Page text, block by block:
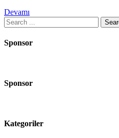
Devamı
Search
for:
Sponsor
Sponsor
Kategoriler